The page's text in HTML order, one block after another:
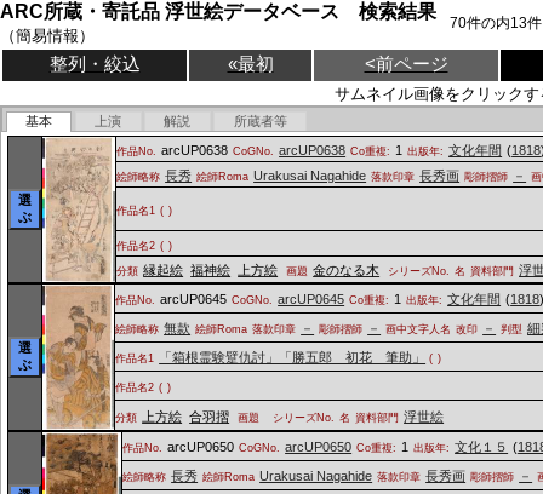
ARC所蔵・寄託品 浮世絵データベース 検索結果
（簡易情報）
70件の内13
整列・絞込 «最初 <前ページ
サムネイル画像をクリック
基本 上演 解説 所蔵者等
選
ぶ
作品No. arcUP0638 CoGNo. arcUP0638 Co重複: 1 出版年: 文化年間 (1818
絵師略称 長秀 絵師Roma Urakusai Nagahide 落款印章 長秀画 彫師摺師 －
作品名1 ( )
作品名2 ( )
分類 縁起絵 福神絵 上方絵 画題 金のなる木 シリーズNo. 名 資料部門 浮
選
ぶ
作品No. arcUP0645 CoGNo. arcUP0645 Co重複: 1 出版年: 文化年間 (1818
絵師略称 無款 絵師Roma 落款印章 － 彫師摺師 － 画中文字人名 改印 － 判型 細
作品名1 「箱根霊験躄仇討」「勝五郎 初花 筆助」 ( )
作品名2 ( )
分類 上方絵 合羽摺 画題 シリーズNo. 名 資料部門 浮世絵
作品No. arcUP0650 CoGNo. arcUP0650 Co重複: 1 出版年: 文化１５ (
絵師略称 長秀 絵師Roma Urakusai Nagahide 落款印章 長秀画 彫師摺師 －